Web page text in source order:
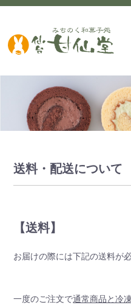
送料・配送について
【送料】
お届けの際には下記の送料が
一度のご注文で通常商品と冷